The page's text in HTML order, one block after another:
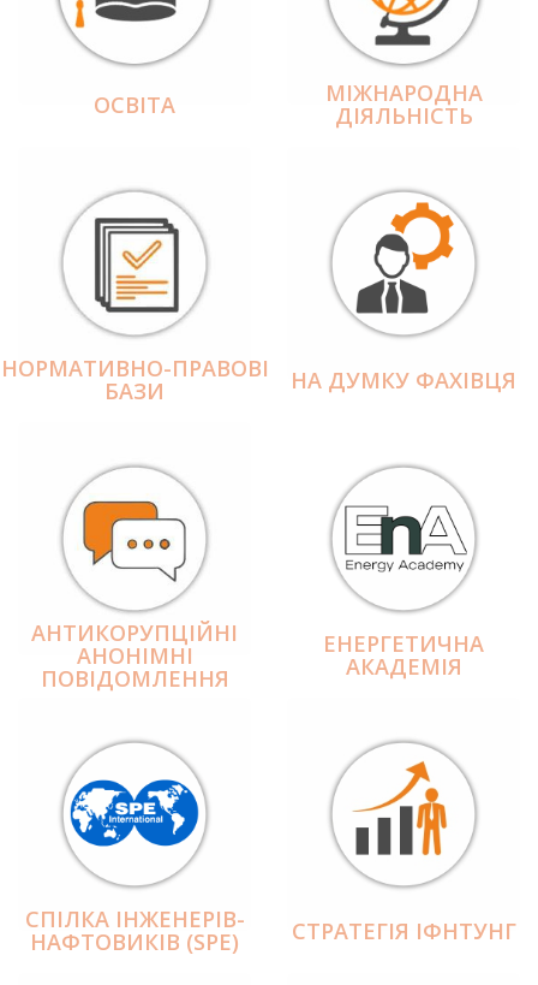
ОСВІТА МІЖНАРОДНА
ДІЯЛЬНІCТЬ
НОРМАТИВНО-ПРАВОВІ
БАЗИ НА ДУМКУ ФАХІВЦЯ
АНТИКОРУПЦІЙНІ
АНОНІМНІ
ПОВІДОМЛЕННЯ
ЕНЕРГЕТИЧНА
АКАДЕМІЯ
СПІЛКА ІНЖЕНЕРІВ-
НАФТОВИКІВ (SPE) СТРАТЕГІЯ ІФНТУНГ